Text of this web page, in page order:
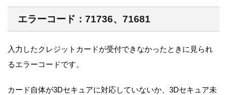
エラーコード：71736、71681
入力したクレジットカードが受付できなかったときに見られ
るエラーコードです。
カード自体が3Dセキュアに対応していないか、3Dセキュア未